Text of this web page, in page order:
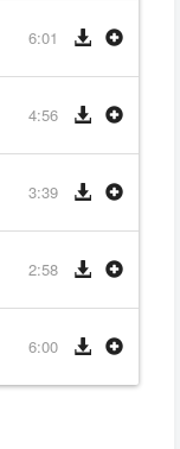
6:01
4:56
3:39
2:58
6:00